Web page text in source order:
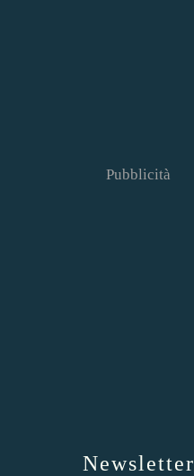
Newsletter
Pubblicità